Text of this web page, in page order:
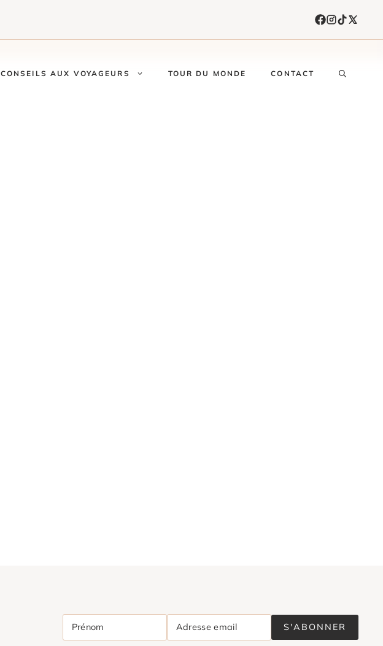
CONSEILS AUX VOYAGEURS TOUR DU MONDE CONTACT
Prénom Adresse email S'ABONNER